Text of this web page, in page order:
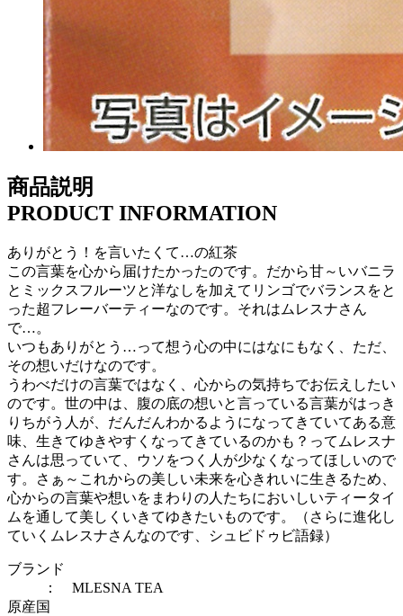
商品説明
PRODUCT INFORMATION
ありがとう！を言いたくて…の紅茶
この言葉を心から届けたかったのです。だから甘～いバニラ
とミックスフルーツと洋なしを加えてリンゴでバランスをと
った超フレーバーティーなのです。それはムレスナさん
で…。
いつもありがとう…って想う心の中にはなにもなく、ただ、
その想いだけなのです。
うわべだけの言葉ではなく、心からの気持ちでお伝えしたい
のです。世の中は、腹の底の想いと言っている言葉がはっき
りちがう人が、だんだんわかるようになってきていてある意
味、生きてゆきやすくなってきているのかも？ってムレスナ
さんは思っていて、ウソをつく人が少なくなってほしいので
す。さぁ～これからの美しい未来を心きれいに生きるため、
心からの言葉や想いをまわりの人たちにおいしいティータイ
ムを通して美しくいきてゆきたいものです。（さらに進化し
ていくムレスナさんなのです、シュビドゥビ語録）
ブランド
： MLESNA TEA
原産国